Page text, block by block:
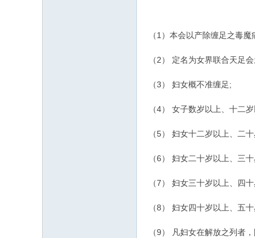
（1）本会以产除缠足之毒
（2） 定名为女界联合天足会;
（3） 妇女概不准缠足;
（4） 女子数岁以上、十二
（5） 妇女十二岁以上、二
（6） 妇女二十岁以上、三
（7） 妇女三十岁以上、四
（8） 妇女四十岁以上、五
（9） 凡妇女在解放之列者